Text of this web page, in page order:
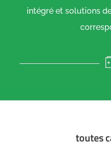
intégré et solutions
toutes